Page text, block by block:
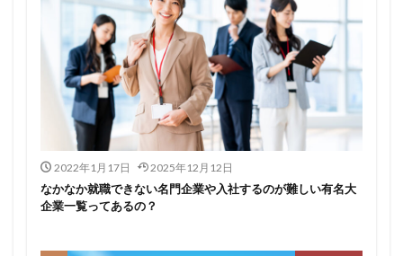
2022年1月17日 2025年12月12日
なかなか就職できない名門企業や入社するのが難しい有名大
企業一覧ってあるの？
愛知県名古屋市
既卒 朝日学情ナビ
服装
有名企業
最終面接 書けない
書かない
早期選考時期
早期選考 新卒採用
東北地方
新卒応援ハローワーク
新卒 支援先
持ち駒ゼロ
手遅れ 手取り15万
成長
泣くほど嫌い
相談 甘い 理系ナビ
理系
狙い目
無理